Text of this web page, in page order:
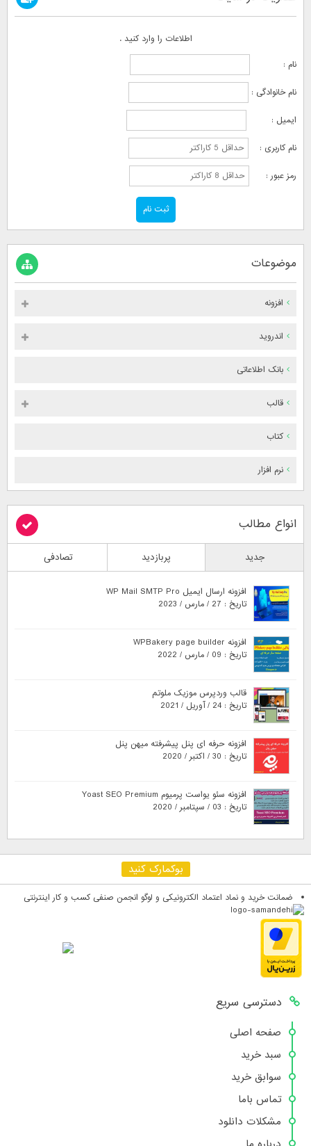
اطلاعات را وارد کنید .
نام :
نام خانوادگی :
ایمیل :
نام کاربری :
رمز عبور :
موضوعات
افزونه
اندروید
بانک اطلاعاتی
قالب
کتاب
نرم افزار
انواع مطالب
جدید پربازدید تصادفی
افزونه ارسال ایمیل WP Mail SMTP Pro
تاریخ : 27 / مارس / 2023
افزونه WPBakery page builder
تاریخ : 09 / مارس / 2022
قالب وردپرس موزیک ملوتم
تاریخ : 24 / آوریل / 2021
افزونه حرفه ای پنل پیشرفته میهن پنل
تاریخ : 30 / اکتبر / 2020
افزونه سئو یواست پرمیوم Yoast SEO Premium
تاریخ : 03 / سپتامبر / 2020
بوکمارک کنید
ضمانت خرید و نماد اعتماد الکترونیکی و لوگو انجمن صنفی کسب و کار اینترنتی
دسترسی سریع
صفحه اصلی
سبد خرید
سوابق خرید
تماس باما
مشکلات دانلود